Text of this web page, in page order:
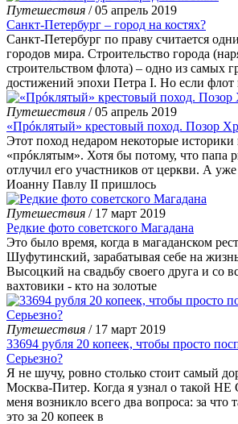
Путешествия / 05 апрель 2019
Санкт-Петербург – город на костях?
Санкт-Петербург по праву считается
городов мира. Строительство города
строительством флота) – одно из самых
достижений эпохи Петра I. Но если флот
Путешествия / 05 апрель 2019
«Прóклятый» крестовый поход. Позор
Этот поход недаром некоторые
«прóклятым». Хотя бы потому, что папа
отлучил его участников от церкви. А
Иоанну Павлу II пришлось
Путешествия / 17 март 2019
Редкие фото советского Магадана
Это было время, когда в магаданском
Шуфутинский, зарабатывая себе на
Высоцкий на свадьбу своего друга и со
вахтовики - кто на золотые
Путешествия / 17 март 2019
33694 рубля 20 копеек, чтобы просто
Серьезно?
Я не шучу, ровно столько стоит самый
Москва-Питер. Когда я узнал о такой
меня возникло всего два вопроса: за что
это за 20 копеек в